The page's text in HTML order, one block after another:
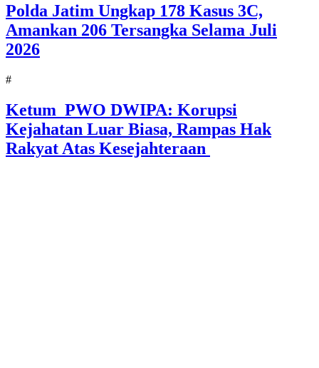
Polda Jatim Ungkap 178 Kasus 3C,
Amankan 206 Tersangka Selama Juli
2026
#
Ketum PWO DWIPA: Korupsi
Kejahatan Luar Biasa, Rampas Hak
Rakyat Atas Kesejahteraan